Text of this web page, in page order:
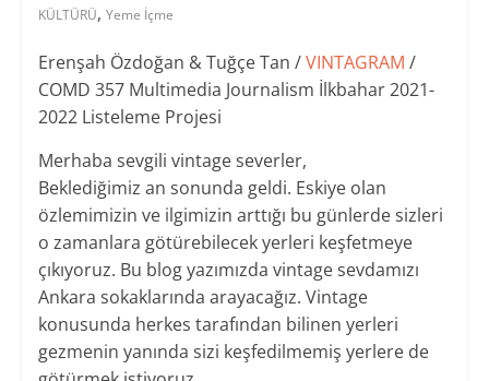
KÜLTÜRÜ, Yeme İçme
Erenşah Özdoğan & Tuğçe Tan /VINTAGRAM /
COMD 357 Multimedia Journalism İlkbahar 2021-
2022 Listeleme Projesi
Merhaba sevgili vintage severler,
Beklediğimiz an sonunda geldi. Eskiye olan
özlemimizin ve ilgimizin arttığı bu günlerde sizleri
o zamanlara götürebilecek yerleri keşfetmeye
çıkıyoruz. Bu blog yazımızda vintage sevdamızı
Ankara sokaklarında arayacağız. Vintage
konusunda herkes tarafından bilinen yerleri
gezmenin yanında sizi keşfedilmemiş yerlere de